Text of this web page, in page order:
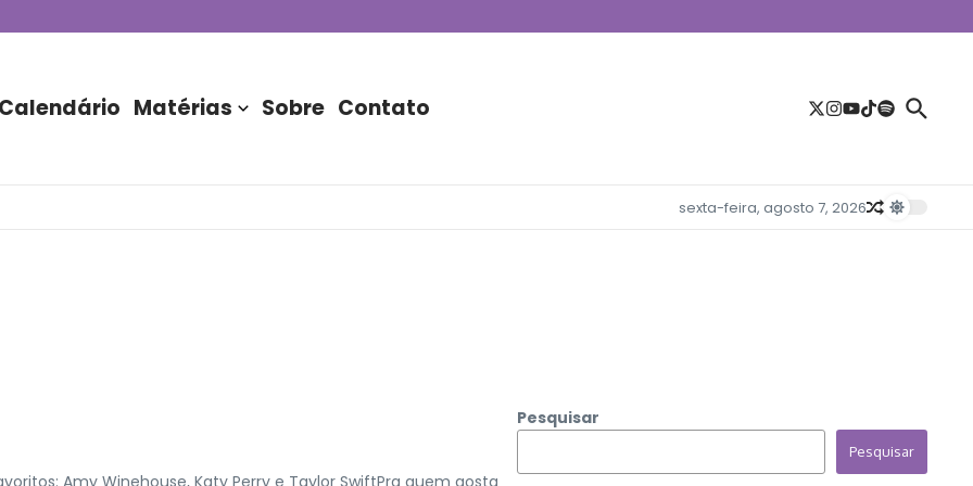
do Nubank Parque
Calendário Matérias Sobre Contato
sexta-feira, agosto 7, 2026
Amy Winehouse, Katy Perry e Taylor SwiftPra quem gosta
Pesquisar
Pesquisar